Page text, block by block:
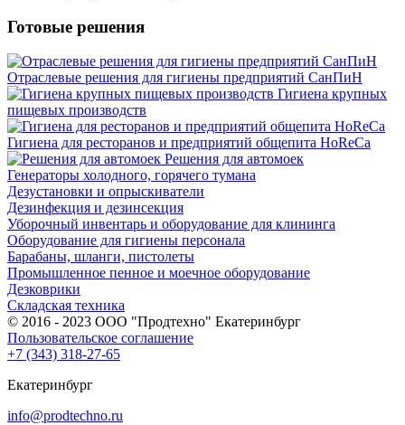
Готовые решения
Отраслевые решения для гигиены предприятий СанПиН
Гигиена крупных
пищевых производств
Гигиена для ресторанов и предприятий общепита HoReCa
Решения для автомоек
Генераторы холодного, горячего тумана
Дезустановки и опрыскиватели
Дезинфекция и дезинсекция
Уборочный инвентарь и оборудование для клининга
Оборудование для гигиены персонала
Барабаны, шланги, пистолеты
Промышленное пенное и моечное оборудование
Дезковрики
Складская техника
© 2016 - 2023 ООО "Продтехно" Екатеринбург
Пользовательское соглашение
+7 (343) 318-27-65
Екатеринбург
info@prodtechno.ru